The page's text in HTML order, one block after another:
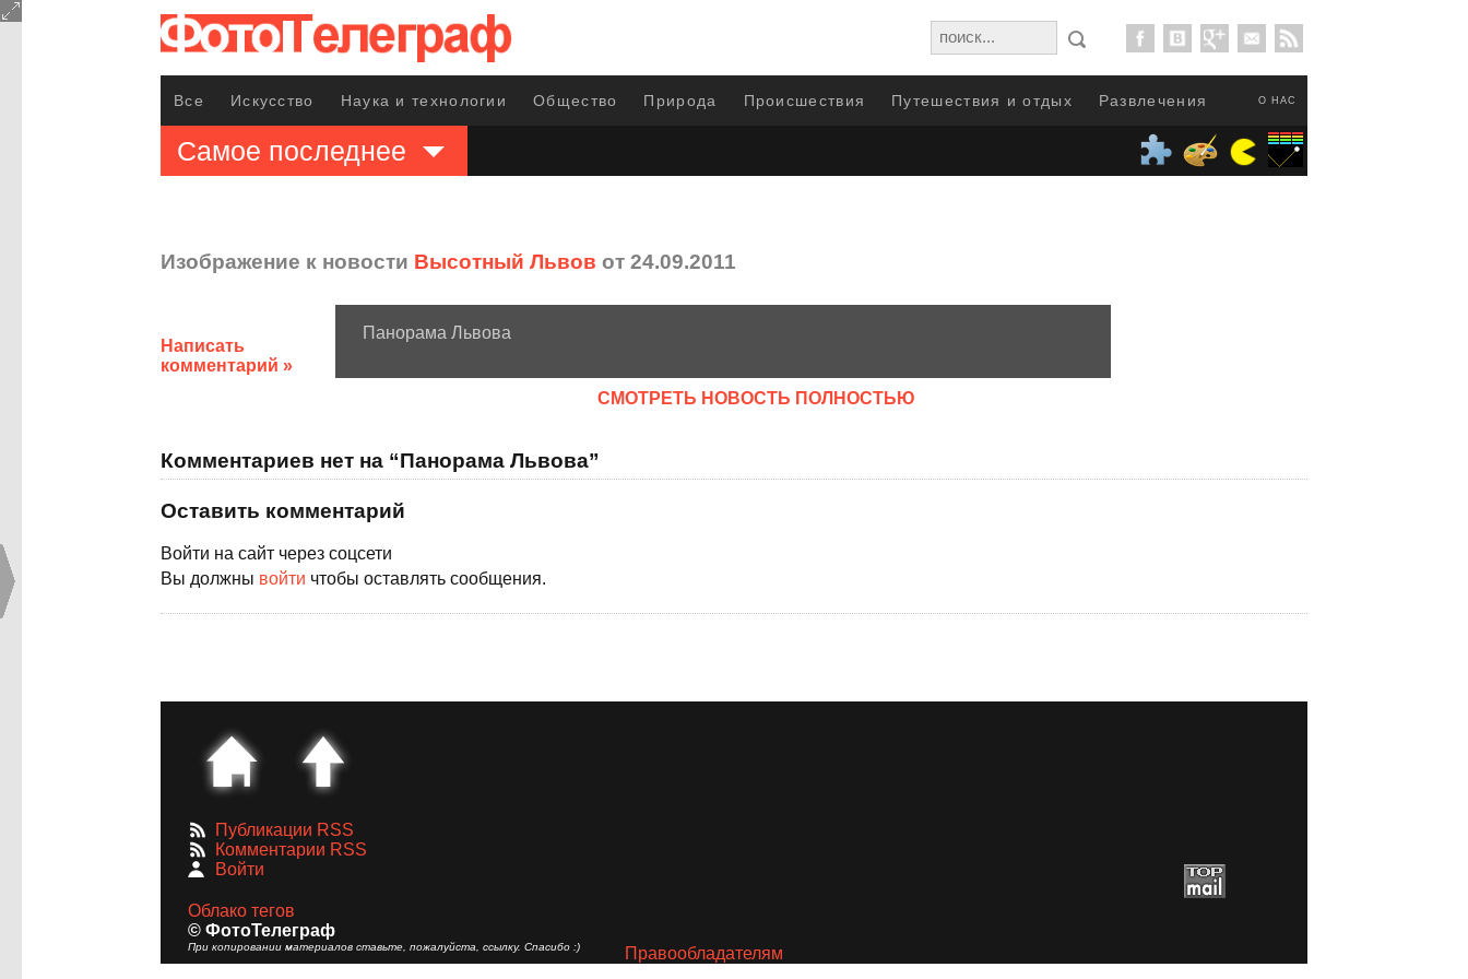
О НАС
Все Искусство Наука и технологии Общество Природа Происшествия Путешествия и отдых Развлечения
Самое последнее
Изображение к новости Высотный Львов от 24.09.2011
Написать
комментарий »
Панорама Львова
CМОТРЕТЬ НОВОСТЬ ПОЛНОСТЬЮ
Комментариев нет на “Панорама Львова”
Оставить комментарий
Войти на сайт через соцсети
Вы должны войти чтобы оставлять сообщения.
Публикации RSS
Комментарии RSS
Войти
Облако тегов
© ФотоТелеграф
При копировании материалов ставьте, пожалуйста, ссылку. Спасибо :) Правообладателям